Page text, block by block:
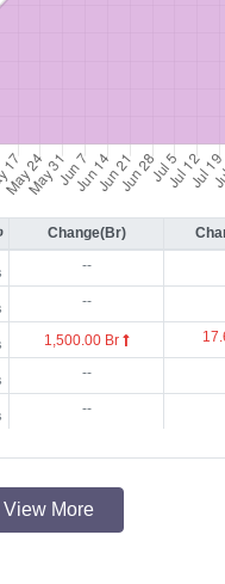
Change(Br)
--
--
1,500.00 Br
--
--
View More